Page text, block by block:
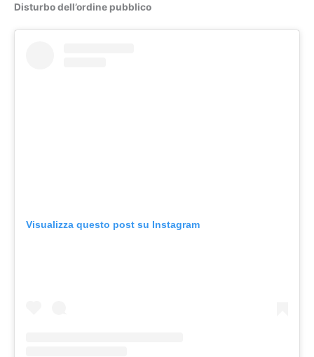
Disturbo dell’ordine pubblico
Visualizza questo post su Instagram